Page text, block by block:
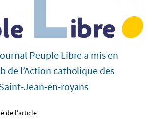
Peuple Libre a mis en
de l’Action catholique des
Jean-en-royans
de l’article